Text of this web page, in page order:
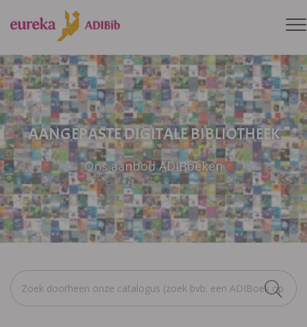
AANGEPASTE DIGITALE BIBLIOTHEEK
Ons aanbod ADIBoeken